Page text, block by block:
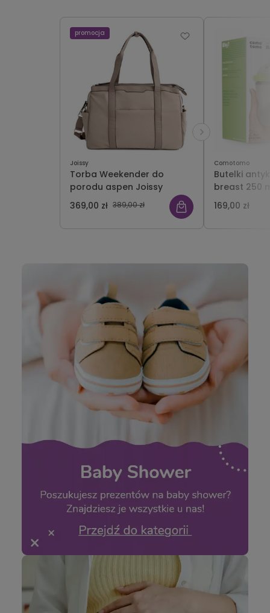
Joissy
Torba Weekender do
porodu aspen Joissy
369,00 zł 389,00 zł
promocja
Comotomo
Butelki
breast 250
Comotomo
169,00 zł